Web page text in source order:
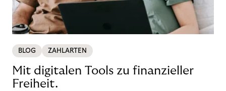
BLOG ZAHLARTEN
Mit digitalen Tools zu finanzieller
Freiheit.